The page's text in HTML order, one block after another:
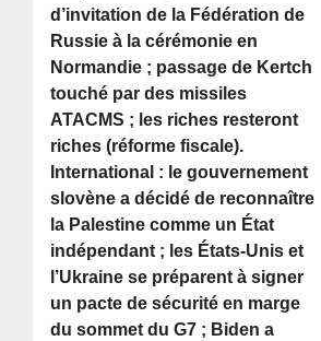
d’invitation de la Fédération de
Russie à la cérémonie en
Normandie ; passage de Kertch
touché par des missiles
ATACMS ; les riches resteront
riches (réforme fiscale).
International : le gouvernement
slovène a décidé de reconnaître
la Palestine comme un État
indépendant ; les États-Unis et
l’Ukraine se préparent à signer
un pacte de sécurité en marge
du sommet du G7 ; Biden a